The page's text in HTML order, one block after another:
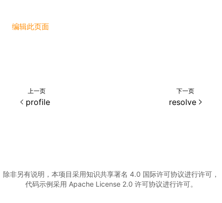
编辑此页面
上一页
profile
下一页
resolve
除非另有说明，本项目采用知识共享署名 4.0 国际许可协议进行许可，
代码示例采用 Apache License 2.0 许可协议进行许可。